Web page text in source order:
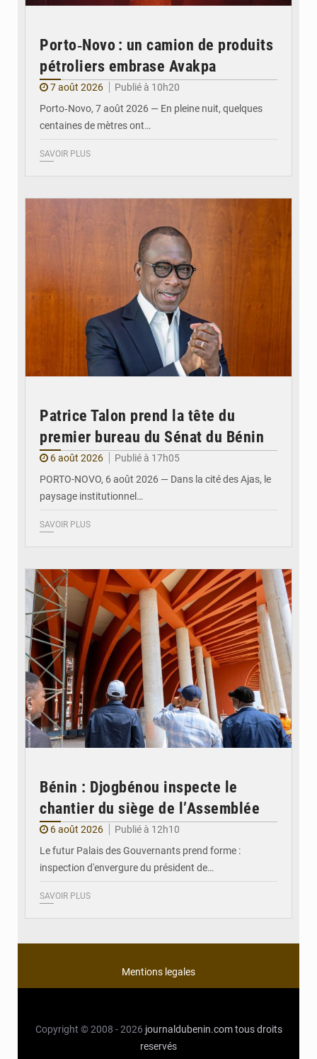
Porto‑Novo : un camion de produits
pétroliers embrase Avakpa
7 août 2026
Publié à 10h20
Porto‑Novo, 7 août 2026 — En pleine nuit, quelques
centaines de mètres ont…
SAVOIR PLUS
Patrice Talon prend la tête du
premier bureau du Sénat du Bénin
6 août 2026
Publié à 17h05
PORTO-NOVO, 6 août 2026 — Dans la cité des Ajas, le
paysage institutionnel…
SAVOIR PLUS
Bénin : Djogbénou inspecte le
chantier du siège de l’Assemblée
6 août 2026
Publié à 12h10
Le futur Palais des Gouvernants prend forme :
inspection d'envergure du président de…
SAVOIR PLUS
Mentions legales
Copyright © 2008 - 2026 journaldubenin.com tous droits
reservés